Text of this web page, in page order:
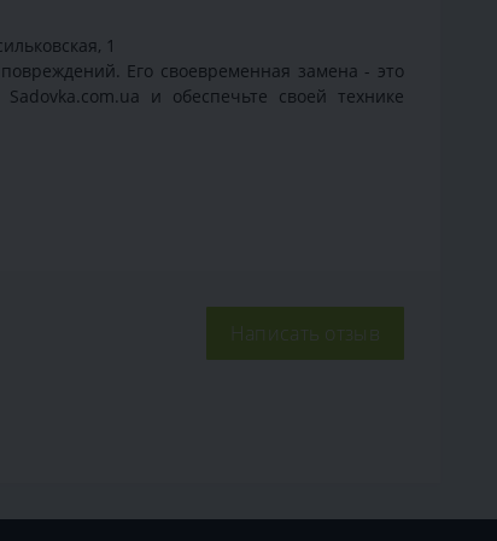
1
Его своевременная замена - это
и обеспечьте своей технике
Написать отзыв